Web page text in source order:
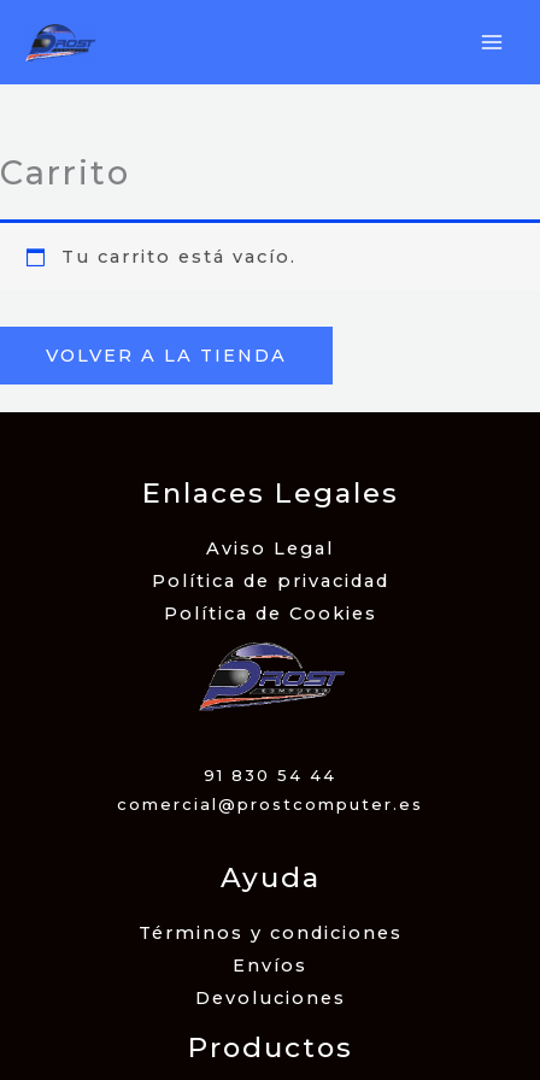
contenido
Carrito
Tu carrito está vacío.
VOLVER A LA TIENDA
Enlaces Legales
Aviso Legal
Política de privacidad
Política de Cookies
91 830 54 44
comercial@prostcomputer.es
Ayuda
Términos y condiciones
Envíos
Devoluciones
Productos